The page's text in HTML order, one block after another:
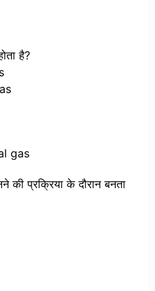
है?
gas
की प्रक्रिया के दौरान बनता